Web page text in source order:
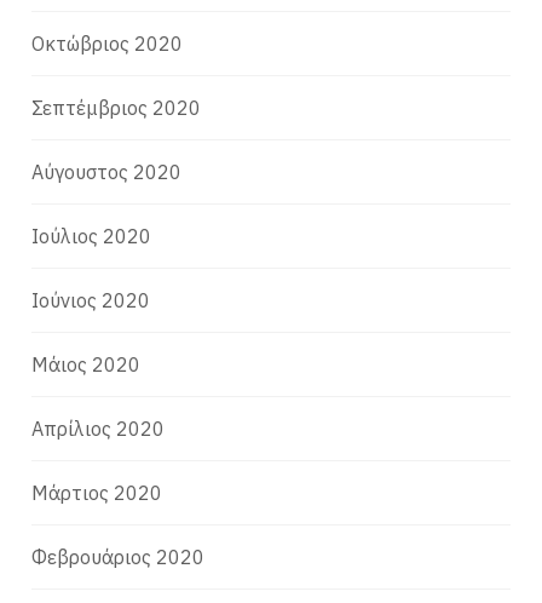
Οκτώβριος 2020
Σεπτέμβριος 2020
Αύγουστος 2020
Ιούλιος 2020
Ιούνιος 2020
Μάιος 2020
Απρίλιος 2020
Μάρτιος 2020
Φεβρουάριος 2020